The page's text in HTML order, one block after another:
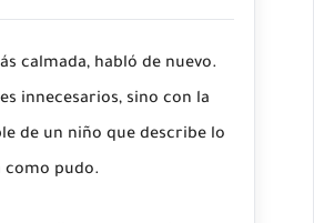
calmada, habló de nuevo.
innecesarios, sino con la
de un niño que describe lo
como pudo.